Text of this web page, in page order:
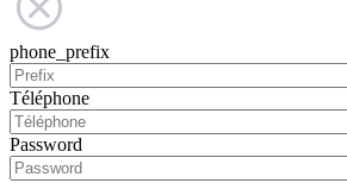
phone_prefix
Téléphone
Password